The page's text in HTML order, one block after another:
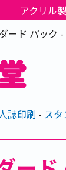
アクリル
ード パック
誌印刷 スタ